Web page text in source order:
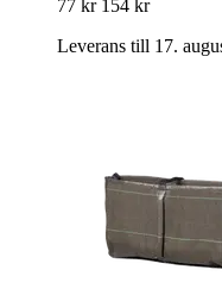
77 kr 154 kr
Leverans till 17.